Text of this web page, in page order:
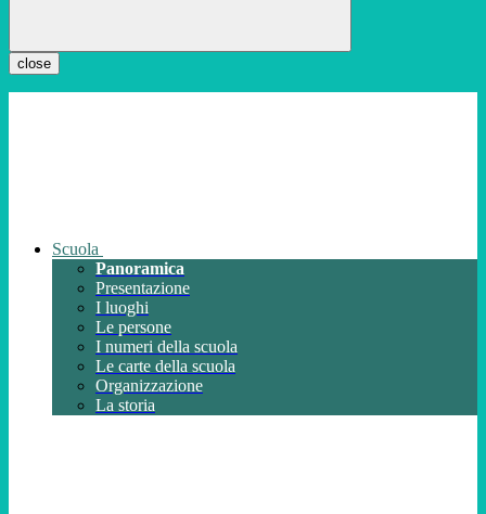
close
Scuola
Panoramica
Presentazione
I luoghi
Le persone
I numeri della scuola
Le carte della scuola
Organizzazione
La storia